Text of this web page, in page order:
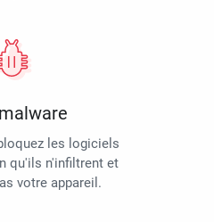
les logiciels
qu'ils n'infiltrent et
votre appareil.